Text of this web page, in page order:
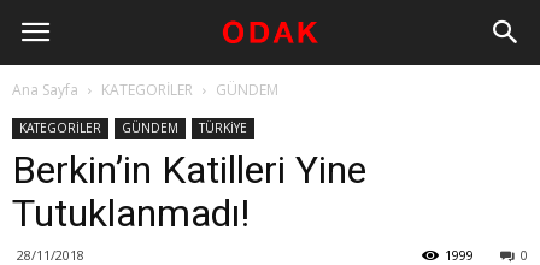
Ana Sayfa KATEGORİLER GÜNDEM
KATEGORİLER GÜNDEM TÜRKİYE
Berkin’in Katilleri Yine
Tutuklanmadı!
28/11/2018 0
1999